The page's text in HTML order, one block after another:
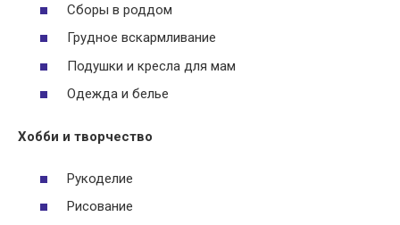
Сборы в роддом
Грудное вскармливание
Подушки и кресла для мам
Одежда и белье
Хобби и творчество
Рукоделие
Рисование